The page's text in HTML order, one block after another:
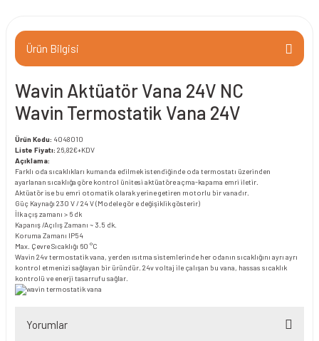
Ürün Bilgisi
Wavin Aktüatör Vana 24V NC
Wavin Termostatik Vana 24V
Ürün Kodu: 4048010
Liste Fiyatı: 26,82€+KDV
Açıklama:
Farklı oda sıcaklıkları kumanda edilmek istendiğinde oda termostatı üzerinden
ayarlanan sıcaklığa göre kontrol ünitesi aktüatöre açma-kapama emri iletir.
Aktüatör ise bu emri otomatik olarak yerine getiren motorlu bir vanadır.
Güç Kaynağı 230 V / 24 V (Modele gör e değişiklik gösterir)
İlk açış zamanı > 6 dk
Kapanış /Açılış Zamanı ~ 3.5 dk.
Koruma Zamanı IP54
Max. Çevre Sıcaklığı 60 °C
Wavin 24v termostatik vana, yerden ısıtma sistemlerinde her odanın sıcaklığını ayrı ayrı
kontrol etmenizi sağlayan bir üründür. 24v voltaj ile çalışan bu vana, hassas sıcaklık
kontrolü ve enerji tasarrufu sağlar.
Yorumlar